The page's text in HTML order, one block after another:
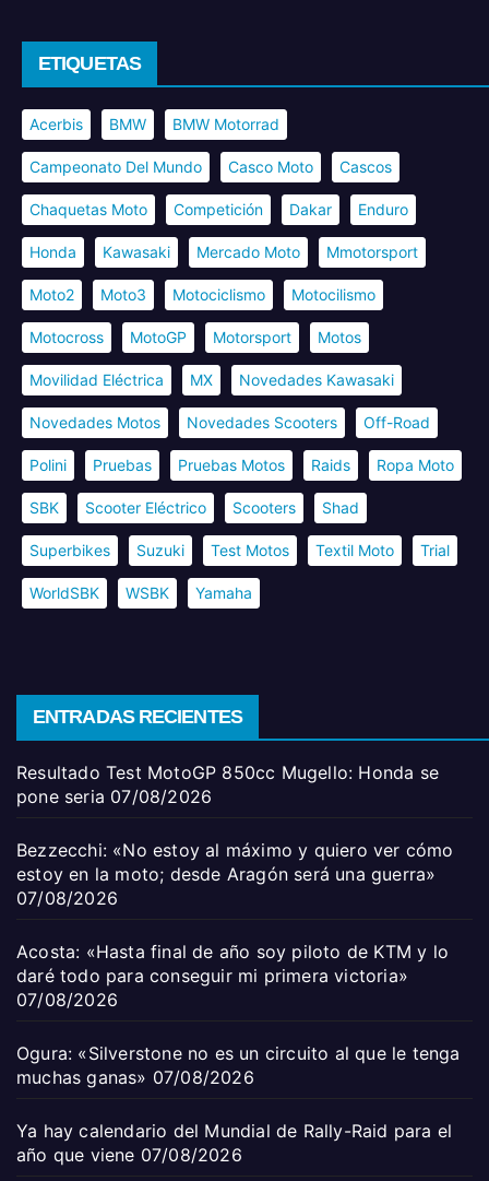
ETIQUETAS
Acerbis BMW BMW Motorrad
Campeonato Del Mundo Casco Moto Cascos
Chaquetas Moto Competición Dakar Enduro
Honda Kawasaki Mercado Moto Mmotorsport
Moto2 Moto3 Motociclismo Motocilismo
Motocross MotoGP Motorsport Motos
Movilidad Eléctrica MX Novedades Kawasaki
Novedades Motos Novedades Scooters Off-Road
Polini Pruebas Pruebas Motos Raids Ropa Moto
SBK Scooter Eléctrico Scooters Shad
Superbikes Suzuki Test Motos Textil Moto Trial
WorldSBK WSBK Yamaha
ENTRADAS RECIENTES
Resultado Test MotoGP 850cc Mugello: Honda se
pone seria 07/08/2026
Bezzecchi: «No estoy al máximo y quiero ver cómo
estoy en la moto; desde Aragón será una guerra»
07/08/2026
Acosta: «Hasta final de año soy piloto de KTM y lo
daré todo para conseguir mi primera victoria»
07/08/2026
Ogura: «Silverstone no es un circuito al que le tenga
muchas ganas» 07/08/2026
Ya hay calendario del Mundial de Rally-Raid para el
año que viene 07/08/2026